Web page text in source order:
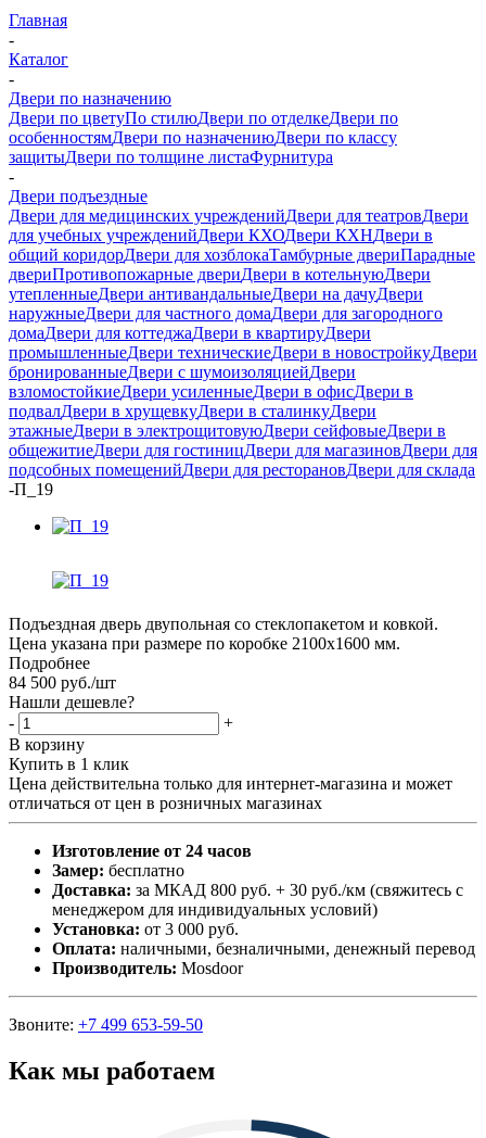
Главная
-
Каталог
-
Двери по назначению
Двери по цветуПо стилюДвери по отделкеДвери по
особенностямДвери по назначениюДвери по классу
защитыДвери по толщине листаФурнитура
-
Двери подъездные
Двери для медицинских учрежденийДвери для театровДвери
для учебных учрежденийДвери КХОДвери КХНДвери в
общий коридорДвери для хозблокаТамбурные двериПарадные
двериПротивопожарные двериДвери в котельнуюДвери
утепленныеДвери антивандальныеДвери на дачуДвери
наружныеДвери для частного домаДвери для загородного
домаДвери для коттеджаДвери в квартируДвери
промышленныеДвери техническиеДвери в новостройкуДвери
бронированныеДвери с шумоизоляциейДвери
взломостойкиеДвери усиленныеДвери в офисДвери в
подвалДвери в хрущевкуДвери в сталинкуДвери
этажныеДвери в электрощитовуюДвери сейфовыеДвери в
общежитиеДвери для гостиницДвери для магазиновДвери для
подсобных помещенийДвери для ресторановДвери для склада
-П_19
Подъездная дверь двупольная со стеклопакетом и ковкой.
Цена указана при размере по коробке 2100х1600 мм.
Подробнее
84 500 руб./шт
Нашли дешевле?
-
+
В корзину
Купить в 1 клик
Цена действительна только для интернет-магазина и может
отличаться от цен в розничных магазинах
Изготовление от 24 часов
Замер: бесплатно
Доставка: за МКАД 800 руб. + 30 руб./км (свяжитесь с
менеджером для индивидуальных условий)
Установка: от 3 000 руб.
Оплата: наличными, безналичными, денежный перевод
Производитель: Mosdoor
Звоните: +7 499 653-59-50
Как мы работаем